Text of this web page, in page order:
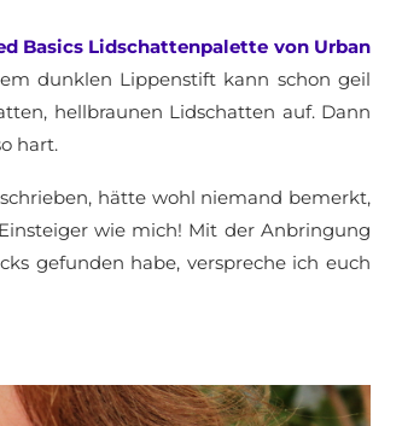
Basics Lidschattenpalette von Urban
dunklen Lippenstift kann schon geil
hellbraunen Lidschatten auf. Dann
hart.
hätte wohl niemand bemerkt,
wie mich! Mit der Anbringung
gefunden habe, verspreche ich euch